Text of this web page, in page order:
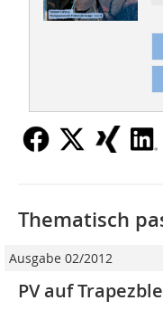
Thematisch
Ausgabe 02/2012
PV auf